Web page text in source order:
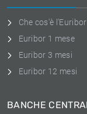
Che cos'è
Euribor 1 mese
Euribor 3 mesi
Euribor 12 mesi
BANCHE